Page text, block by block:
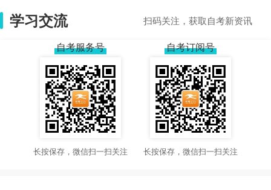
学习交流 扫码关注，获取自考新资讯
自考服务号
长按保存，微信扫一扫关注
自考订阅号
长按保存，微信扫一扫关注